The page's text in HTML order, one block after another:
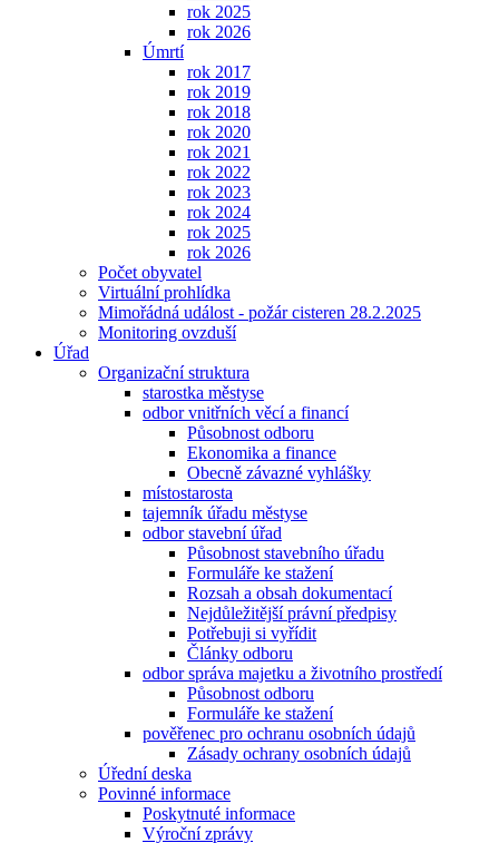
rok 2025
rok 2026
Úmrtí
rok 2017
rok 2019
rok 2018
rok 2020
rok 2021
rok 2022
rok 2023
rok 2024
rok 2025
rok 2026
Počet obyvatel
Virtuální prohlídka
Mimořádná událost - požár cisteren 28.2.2025
Monitoring ovzduší
Úřad
Organizační struktura
starostka městyse
odbor vnitřních věcí a financí
Působnost odboru
Ekonomika a finance
Obecně závazné vyhlášky
místostarosta
tajemník úřadu městyse
odbor stavební úřad
Působnost stavebního úřadu
Formuláře ke stažení
Rozsah a obsah dokumentací
Nejdůležitější právní předpisy
Potřebuji si vyřídit
Články odboru
odbor správa majetku a životního prostředí
Působnost odboru
Formuláře ke stažení
pověřenec pro ochranu osobních údajů
Zásady ochrany osobních údajů
Úřední deska
Povinné informace
Poskytnuté informace
Výroční zprávy